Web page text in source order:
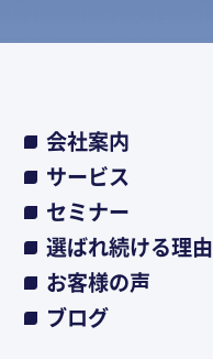
会社案内
サービス
セミナー
選ばれ続ける理由
お客様の声
ブログ